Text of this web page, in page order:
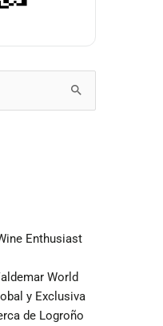
Enthusiast
World
y Exclusiva
de Logroño